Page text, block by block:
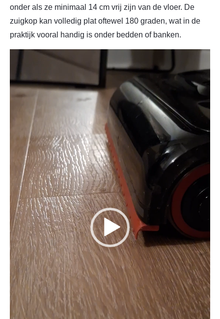
onder als ze minimaal 14 cm vrij zijn van de vloer. De
zuigkop kan volledig plat oftewel 180 graden, wat in de
praktijk vooral handig is onder bedden of banken.
Videospeler